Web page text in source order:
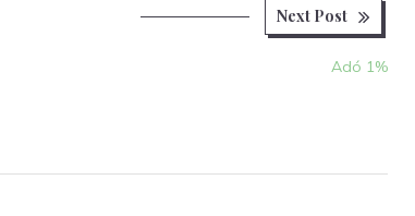
Next Post
Adó 1%